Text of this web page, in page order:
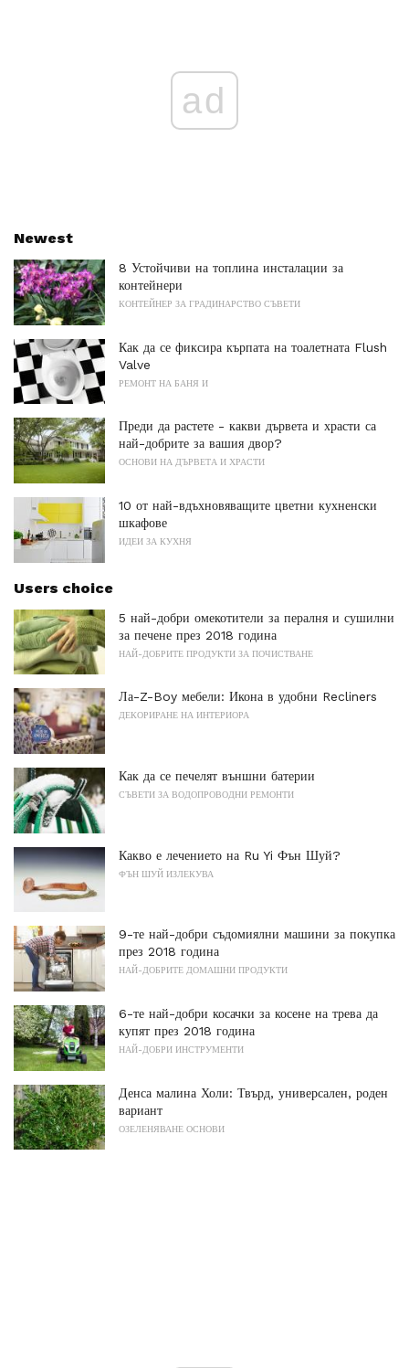
ad
Newest
8 Устойчиви на топлина инсталации за
контейнери
КОНТЕЙНЕР ЗА ГРАДИНАРСТВО СЪВЕТИ
Как да се фиксира кърпата на тоалетната Flush
Valve
РЕМОНТ НА БАНЯ И
Преди да растете - какви дървета и храсти са
най-добрите за вашия двор?
ОСНОВИ НА ДЪРВЕТА И ХРАСТИ
10 от най-вдъхновяващите цветни кухненски
шкафове
ИДЕИ ЗА КУХНЯ
Users choice
5 най-добри омекотители за пералня и сушилни
за печене през 2018 година
НАЙ-ДОБРИТЕ ПРОДУКТИ ЗА ПОЧИСТВАНЕ
Ла-Z-Boy мебели: Икона в удобни Recliners
ДЕКОРИРАНЕ НА ИНТЕРИОРА
Как да се печелят външни батерии
СЪВЕТИ ЗА ВОДОПРОВОДНИ РЕМОНТИ
Какво е лечението на Ru Yi Фън Шуй?
ФЪН ШУЙ ИЗЛЕКУВА
9-те най-добри съдомиялни машини за покупка
през 2018 година
НАЙ-ДОБРИТЕ ДОМАШНИ ПРОДУКТИ
6-те най-добри косачки за косене на трева да
купят през 2018 година
НАЙ-ДОБРИ ИНСТРУМЕНТИ
Денса малина Холи: Твърд, универсален, роден
вариант
ОЗЕЛЕНЯВАНЕ ОСНОВИ